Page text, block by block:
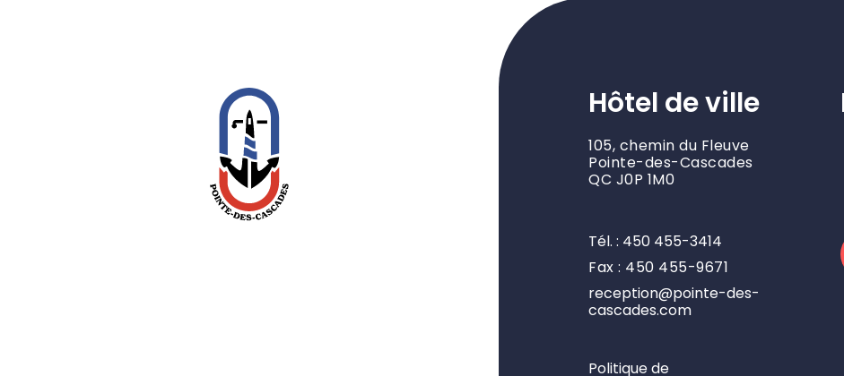
Hôtel de ville
105, chemin du Fleuve
Pointe-des-Cascades
QC J0P 1M0
Tél. : 450 455-3414
Fax : 450 455-9671
reception@pointe-des-
cascades.com
Politique de